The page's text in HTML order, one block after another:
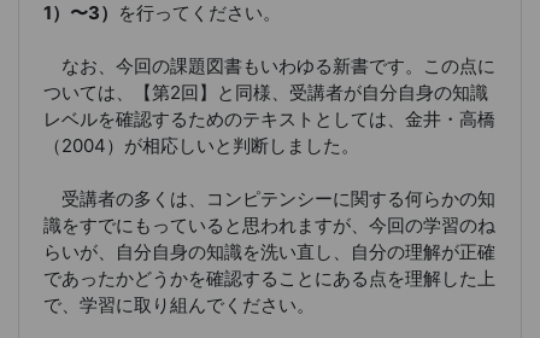
1）〜3） を行ってください。
なお、今回の課題図書もいわゆる新書です。この点に
ついては、【第2回】と同様、受講者が自分自身の知識
レベルを確認するためのテキストとしては、金井・高橋
（2004）が相応しいと判断しました。
受講者の多くは、コンピテンシーに関する何らかの知
識をすでにもっていると思われますが、今回の学習のね
らいが、自分自身の知識を洗い直し、自分の理解が正確
であったかどうかを確認することにある点を理解した上
で、学習に取り組んでください。